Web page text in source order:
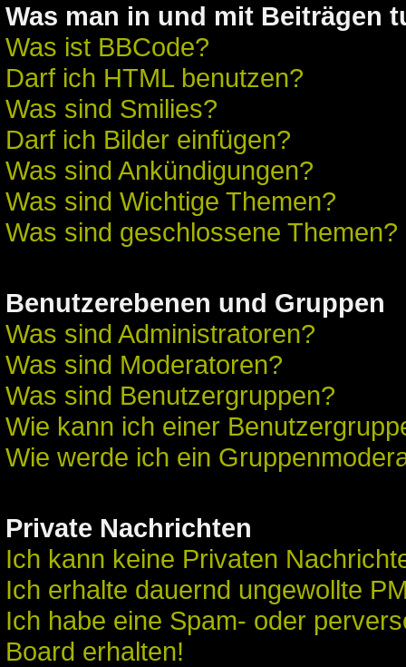
Was man in und mit Beiträgen
Was ist BBCode?
Darf ich HTML benutzen?
Was sind Smilies?
Darf ich Bilder einfügen?
Was sind Ankündigungen?
Was sind Wichtige Themen?
Was sind geschlossene Themen?
Benutzerebenen und Gruppen
Was sind Administratoren?
Was sind Moderatoren?
Was sind Benutzergruppen?
Wie kann ich einer
Wie werde ich ein
Private Nachrichten
Ich kann keine Privaten
Ich erhalte dauernd ungewollte
Ich habe eine Spam- oder
Board erhalten!